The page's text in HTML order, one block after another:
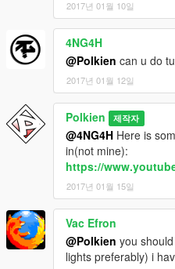
2017년 01월 10일
4NG4H
@Polkien can u do
2017년 01월 12일
Polkien 제작자
@4NG4H Here is
in(not mine):
https://
2017년 01월 15일
Vac Efron
@Polkien you
lights preferably) i